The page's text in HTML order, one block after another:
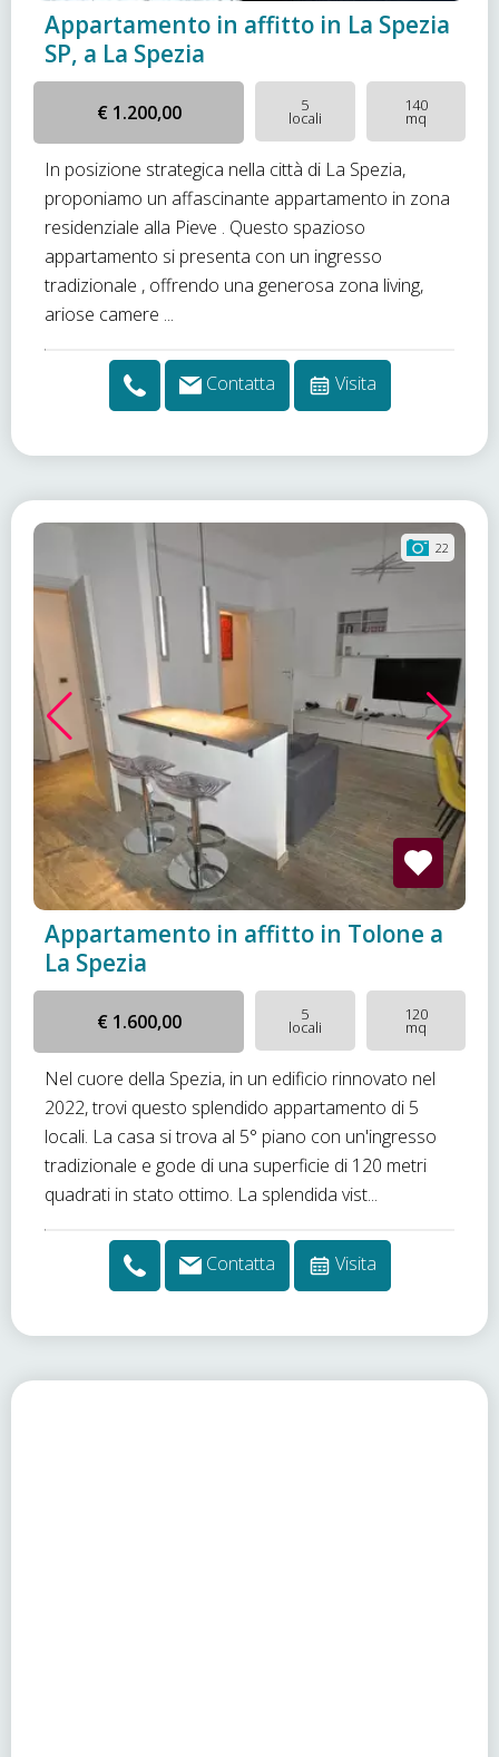
Appartamento in affitto in La Spezia
SP, a La Spezia
€ 1.200,00 5
locali
140
mq
In posizione strategica nella città di La Spezia,
proponiamo un affascinante appartamento in zona
residenziale alla Pieve . Questo spazioso
appartamento si presenta con un ingresso
tradizionale , offrendo una generosa zona living,
ariose camere ...
Contatta Visita
22
Appartamento in affitto in Tolone a
La Spezia
€ 1.600,00 5
locali
120
mq
Nel cuore della Spezia, in un edificio rinnovato nel
2022, trovi questo splendido appartamento di 5
locali. La casa si trova al 5° piano con un'ingresso
tradizionale e gode di una superficie di 120 metri
quadrati in stato ottimo. La splendida vist...
Contatta Visita